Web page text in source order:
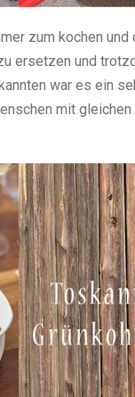
zum kochen und
ersetzen und
war es ein
mit